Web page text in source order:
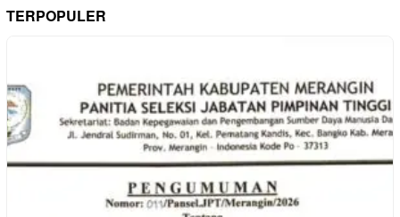
TERPOPULER